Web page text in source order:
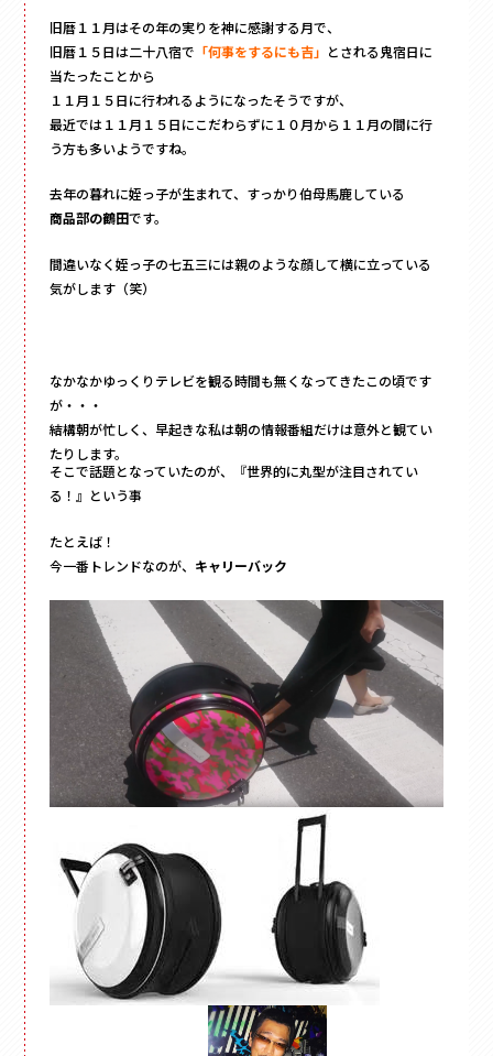
陶器
メガネ
玩具
電子機器
キーボックス
その他
身箱のみ
ステッチ留め
スリーブ
のせふた式
フォトフレーム
Vカット
スライド式
フラップ式
変形箱
多角形
家型
バック型
かご型
ピロー型
丸箱
その他
ペーパーバック
ポーチ
トムソンケース
旧暦１１月はその年の実りを神に感謝する月で、
旧暦１５日は二十八宿で 「何事をするにも吉」 とされる鬼宿日に
当たったことから
１１月１５日に行われるようになったそうですが、
最近では１１月１５日にこだわらずに１０月から１１月の間に行
う方も多いようですね。
去年の暮れに姪っ子が生まれて、すっかり伯母馬鹿している
商品部の鶴田です。
間違いなく姪っ子の七五三には親のような顔して横に立っている
気がします（笑）
なかなかゆっくりテレビを観る時間も無くなってきたこの頃です
が・・・
結構朝が忙しく、早起きな私は朝の情報番組だけは意外と観てい
たりします。
そこで話題となっていたのが、『世界的に丸型が注目されてい
る！』という事
たとえば！
今一番トレンドなのが、 キャリーバック